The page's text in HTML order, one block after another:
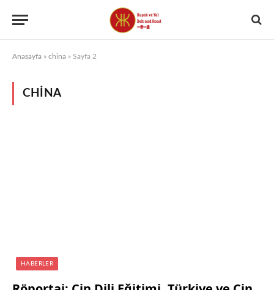
Anasayfa » china » Sayfa 2
CHINA
HABERLER